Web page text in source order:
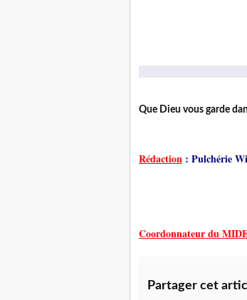
Que Dieu vous garde
Rédaction : Pulchérie
Coordonnateur du
Partager cet